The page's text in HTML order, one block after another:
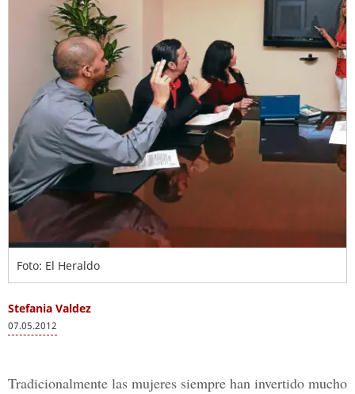
Foto: El Heraldo
Stefania Valdez
07.05.2012
Tradicionalmente las mujeres siempre han invertido mucho